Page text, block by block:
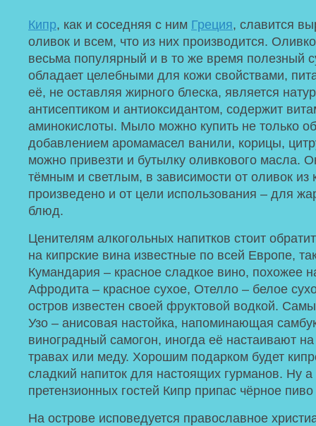
Кипр, как и соседняя с ним Греция, славится
оливок и всем, что из них производится.
весьма популярный и в то же время полезный
обладает целебными для кожи свойствами,
её, не оставляя жирного блеска, является
антисептиком и антиоксидантом, содержит
аминокислоты. Мыло можно купить не только
добавлением аромамасел ванили, корицы,
можно привезти и бутылку оливкового масла.
тёмным и светлым, в зависимости от оливок из
произведено и от цели использования – для
блюд.
Ценителям алкогольных напитков стоит
на кипрские вина известные по всей Европе,
Кумандария – красное сладкое вино, похожее
Афродита – красное сухое, Отелло – белое
остров известен своей фруктовой водкой.
Узо – анисовая настойка, напоминающая
виноградный самогон, иногда её настаивают
травах или меду. Хорошим подарком будет
сладкий напиток для настоящих гурманов. Ну
претензионных гостей Кипр припас чёрное
На острове исповедуется православное